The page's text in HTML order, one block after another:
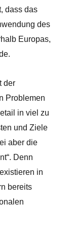
dass das
des
Europas,
der
Problemen
in viel zu
und Ziele
aber die
Denn
in
bereits